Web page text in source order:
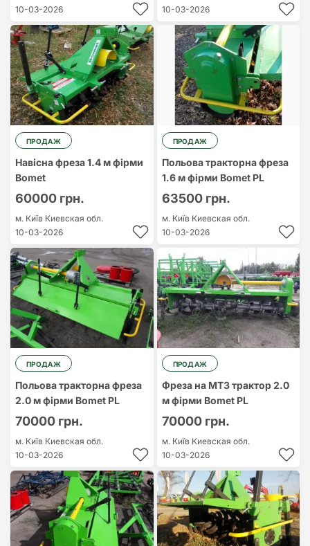
10-03-2026
10-03-2026
ПРОДАЖ
Навісна фреза 1.4 м фірми
Bomet
60000 грн.
м. Київ Киевская обл.
10-03-2026
ПРОДАЖ
Польова тракторна фреза
1.6 м фірми Bomet PL
63500 грн.
м. Київ Киевская обл.
10-03-2026
ПРОДАЖ
Польова тракторна фреза
2.0 м фірми Bomet PL
70000 грн.
м. Київ Киевская обл.
10-03-2026
ПРОДАЖ
Фреза на МТЗ трактор 2.0
м фірми Bomet PL
70000 грн.
м. Київ Киевская обл.
10-03-2026